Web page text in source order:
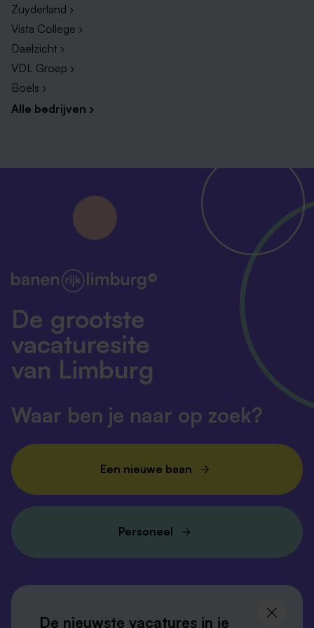
Zuyderland ›
Vista College ›
Daelzicht ›
VDL Groep ›
Boels ›
Alle bedrijven ›
De grootste
vacaturesite
van Limburg
Waar ben je naar op zoek?
Een nieuwe baan
Personeel
blijf op de hoogte
De nieuwste vacatures in je